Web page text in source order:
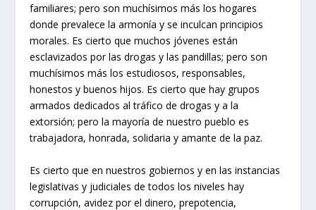
familiares; pero son muchísimos más los hogares
donde prevalece la armonía y se inculcan principios
morales. Es cierto que muchos jóvenes están
esclavizados por las drogas y las pandillas; pero son
muchísimos más los estudiosos, responsables,
honestos y buenos hijos. Es cierto que hay grupos
armados dedicados al tráfico de drogas y a la
extorsión; pero la mayoría de nuestro pueblo es
trabajadora, honrada, solidaria y amante de la paz.
Es cierto que en nuestros gobiernos y en las instancias
legislativas y judiciales de todos los niveles hay
corrupción, avidez por el dinero, prepotencia,